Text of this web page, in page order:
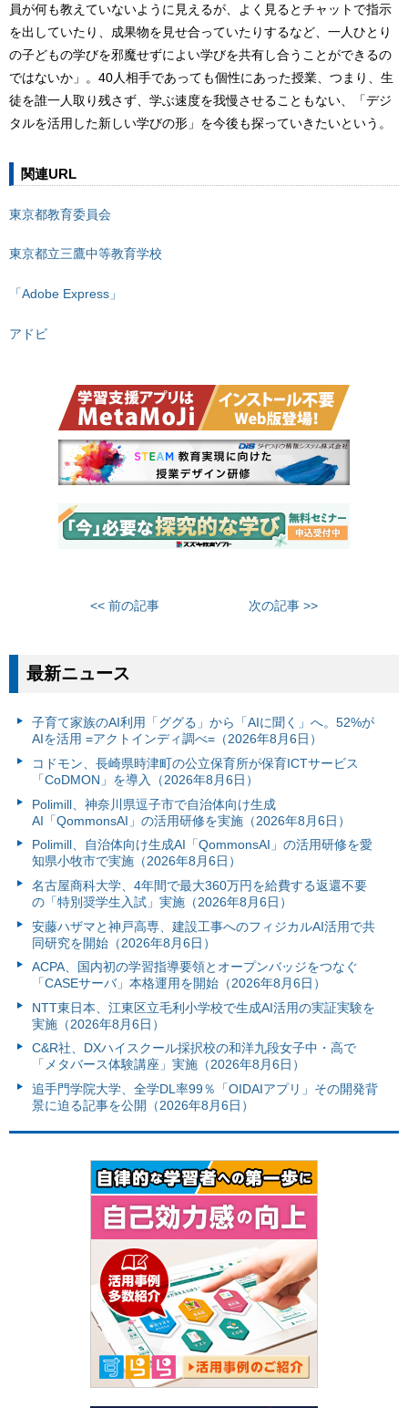
員が何も教えていないように見えるが、よく見るとチャットで指示
を出していたり、成果物を見せ合っていたりするなど、一人ひとり
の子どもの学びを邪魔せずによい学びを共有し合うことができるの
ではないか」。40人相手であっても個性にあった授業、つまり、生
徒を誰一人取り残さず、学ぶ速度を我慢させることもない、「デジ
タルを活用した新しい学びの形」を今後も探っていきたいという。
関連URL
東京都教育委員会
東京都立三鷹中等教育学校
「Adobe Express」
アドビ
<< 前の記事 次の記事 >>
最新ニュース
子育て家族のAI利用「ググる」から「AIに聞く」へ。52%が
AIを活用 =アクトインディ調べ=（2026年8月6日）
コドモン、長崎県時津町の公立保育所が保育ICTサービス
「CoDMON」を導入（2026年8月6日）
Polimill、神奈川県逗子市で自治体向け生成
AI「QommonsAI」の活用研修を実施（2026年8月6日）
Polimill、自治体向け生成AI「QommonsAI」の活用研修を愛
知県小牧市で実施（2026年8月6日）
名古屋商科大学、4年間で最大360万円を給費する返還不要
の「特別奨学生入試」実施（2026年8月6日）
安藤ハザマと神戸高専、建設工事へのフィジカルAI活用で共
同研究を開始（2026年8月6日）
ACPA、国内初の学習指導要領とオープンバッジをつなぐ
「CASEサーバ」本格運用を開始（2026年8月6日）
NTT東日本、江東区立毛利小学校で生成AI活用の実証実験を
実施（2026年8月6日）
C&R社、DXハイスクール採択校の和洋九段女子中・高で
「メタバース体験講座」実施（2026年8月6日）
追手門学院大学、全学DL率99％「OIDAIアプリ」その開発背
景に迫る記事を公開（2026年8月6日）